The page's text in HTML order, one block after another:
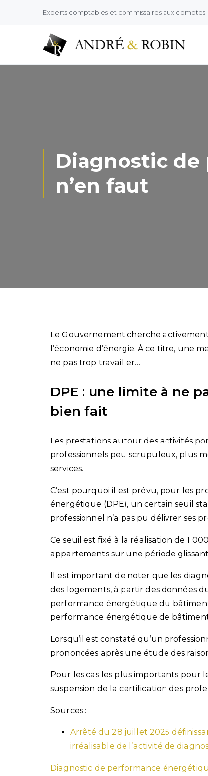
Experts comptables et commissaires aux comptes
Diagnostic
n’en faut
Le Gouvernement cherche
l’économie d’énergie. À ce titre, une
ne pas trop travailler…
DPE : une limite à ne
bien fait
Les prestations autour des activités
professionnels peu scrupuleux, plus
services.
C’est pourquoi il est prévu, pour les
énergétique (DPE), un certain seuil
professionnel n’a pas pu délivrer ses
Ce seuil est fixé à la réalisation de 1
appartements sur une période
Il est important de noter que les
des logements, à partir des données
performance énergétique du
performance énergétique de
Lorsqu’il est constaté qu’un
prononcées après une étude des
Pour les cas les plus importants pour
suspension de la certification des
Sources :
Arrêté du 28 juillet 2025
irréalisable de l’activité de
Diagnostic de performance